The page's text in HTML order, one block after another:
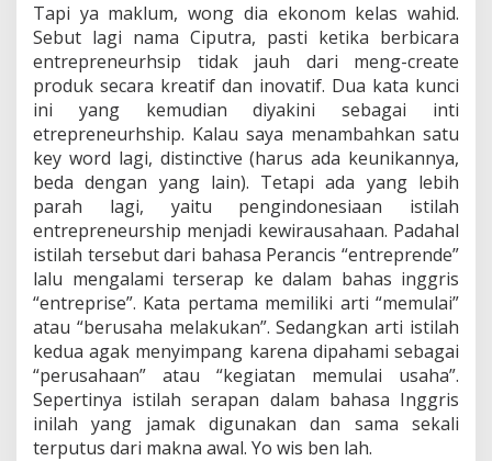
Tapi ya maklum, wong dia ekonom kelas wahid.
Sebut lagi nama Ciputra, pasti ketika berbicara
entrepreneurhsip tidak jauh dari meng-create
produk secara kreatif dan inovatif. Dua kata kunci
ini yang kemudian diyakini sebagai inti
etrepreneurhship. Kalau saya menambahkan satu
key word lagi, distinctive (harus ada keunikannya,
beda dengan yang lain). Tetapi ada yang lebih
parah lagi, yaitu pengindonesiaan istilah
entrepreneurship menjadi kewirausahaan. Padahal
istilah tersebut dari bahasa Perancis “entreprende”
lalu mengalami terserap ke dalam bahas inggris
“entreprise”. Kata pertama memiliki arti “memulai”
atau “berusaha melakukan”. Sedangkan arti istilah
kedua agak menyimpang karena dipahami sebagai
“perusahaan” atau “kegiatan memulai usaha”.
Sepertinya istilah serapan dalam bahasa Inggris
inilah yang jamak digunakan dan sama sekali
terputus dari makna awal. Yo wis ben lah.